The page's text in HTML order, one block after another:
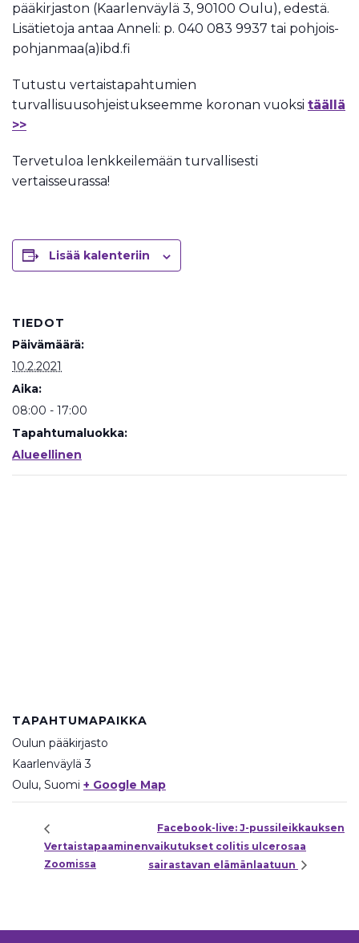
pääkirjaston (Kaarlenväylä 3, 90100 Oulu), edestä.
Lisätietoja antaa Anneli: p. 040 083 9937 tai pohjois-
pohjanmaa(a)ibd.fi
Tutustu vertaistapahtumien
turvallisuusohjeistukseemme koronan vuoksi täällä
>>
Tervetuloa lenkkeilemään turvallisesti
vertaisseurassa!
Lisää kalenteriin
TIEDOT
Päivämäärä:
10.2.2021
Aika:
08:00 - 17:00
Tapahtumaluokka:
Alueellinen
TAPAHTUMAPAIKKA
Oulun pääkirjasto
Kaarlenväylä 3
Oulu, Suomi + Google Map
Vertaistapaaminen
Zoomissa
Facebook-live: J-pussileikkauksen
vaikutukset colitis ulcerosaa
sairastavan elämänlaatuun